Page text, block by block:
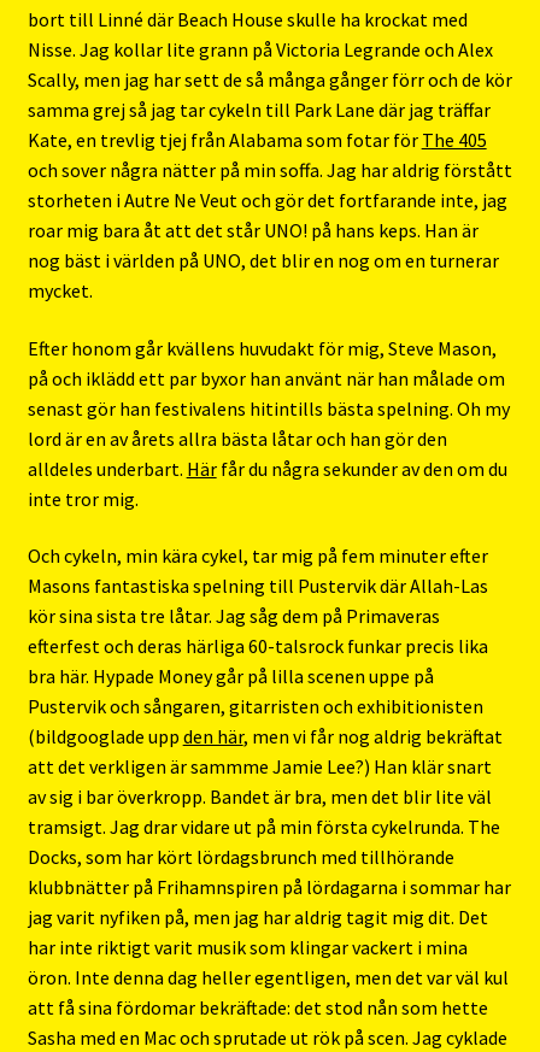
bort till Linné där Beach House skulle ha krockat med
Nisse. Jag kollar lite grann på Victoria Legrande och Alex
Scally, men jag har sett de så många gånger förr och de kör
samma grej så jag tar cykeln till Park Lane där jag träffar
Kate, en trevlig tjej från Alabama som fotar för The 405
och sover några nätter på min soffa. Jag har aldrig förstått
storheten i Autre Ne Veut och gör det fortfarande inte, jag
roar mig bara åt att det står UNO! på hans keps. Han är
nog bäst i världen på UNO, det blir en nog om en turnerar
mycket.
Efter honom går kvällens huvudakt för mig, Steve Mason,
på och iklädd ett par byxor han använt när han målade om
senast gör han festivalens hitintills bästa spelning. Oh my
lord är en av årets allra bästa låtar och han gör den
alldeles underbart. Härfår du några sekunder av den om du
inte tror mig.
Och cykeln, min kära cykel, tar mig på fem minuter efter
Masons fantastiska spelning till Pustervik där Allah-Las
kör sina sista tre låtar. Jag såg dem på Primaveras
efterfest och deras härliga 60-talsrock funkar precis lika
bra här. Hypade Money går på lilla scenen uppe på
Pustervik och sångaren, gitarristen och exhibitionisten
(bildgooglade upp den här, men vi får nog aldrig bekräftat
att det verkligen är sammme Jamie Lee?) Han klär snart
av sig i bar överkropp. Bandet är bra, men det blir lite väl
tramsigt. Jag drar vidare ut på min första cykelrunda. The
Docks, som har kört lördagsbrunch med tillhörande
klubbnätter på Frihamnspiren på lördagarna i sommar har
jag varit nyfiken på, men jag har aldrig tagit mig dit. Det
har inte riktigt varit musik som klingar vackert i mina
öron. Inte denna dag heller egentligen, men det var väl kul
att få sina fördomar bekräftade: det stod nån som hette
Sasha med en Mac och sprutade ut rök på scen. Jag cyklade